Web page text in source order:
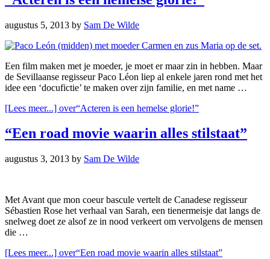
augustus 5, 2013 by Sam De Wilde
Een film maken met je moeder, je moet er maar zin in hebben. Maar
de Sevillaanse regisseur Paco Léon liep al enkele jaren rond met het
idee een ‘docufictie’ te maken over zijn familie, en met name …
[Lees meer...] over“Acteren is een hemelse glorie!”
“Een road movie waarin alles stilstaat”
augustus 3, 2013 by Sam De Wilde
Met Avant que mon coeur bascule vertelt de Canadese regisseur
Sébastien Rose het verhaal van Sarah, een tienermeisje dat langs de
snelweg doet ze alsof ze in nood verkeert om vervolgens de mensen
die …
[Lees meer...] over“Een road movie waarin alles stilstaat”